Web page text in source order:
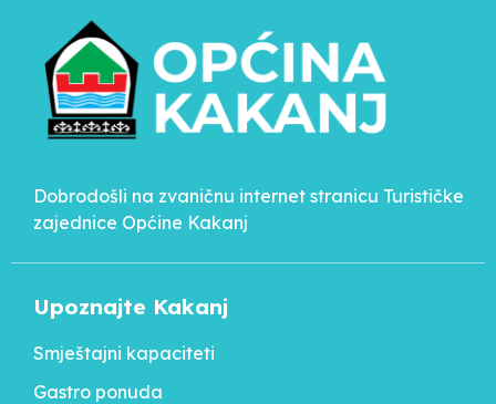
Dobrodošli na zvaničnu internet stranicu Turističke
zajednice Općine Kakanj
Upoznajte Kakanj
Smještajni kapaciteti
Gastro ponuda